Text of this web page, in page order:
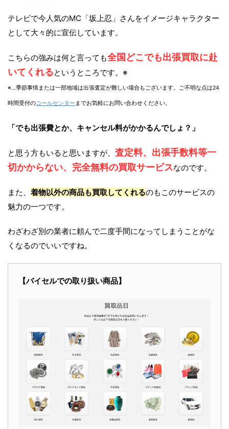
テレビで今人気のMC「坂上忍」さんをイメージキャラクター
として大々的に宣伝しています。
こちらの強みは何と言っても全国どこでも出張買取に赴
いてくれるというところです。※
※…季節事情または一部地域は出張査定が難しい場合もございます。ご不明な点は24
時間受付のコールセンター までお気軽にお問い合わせください。
「でも出張費とか、キャンセル料がかかるんでしょ？」
と思う方もいると思いますが、 査定料、出張手数料等一
切かからない、完全無料の買取サービスなのです。
また、 着物以外の商品も買取してくれるのもこのサービスの
魅力の一つです。
わざわざ別の業者に頼んで二度手間になってしまうことがな
くなるのでいいですね。
【バイセルでの取り扱い商品】